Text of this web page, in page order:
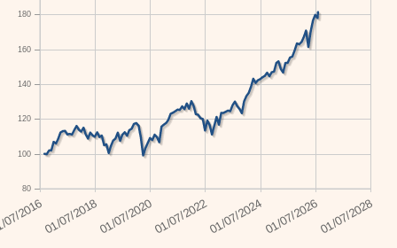
80
100
120
140
160
180